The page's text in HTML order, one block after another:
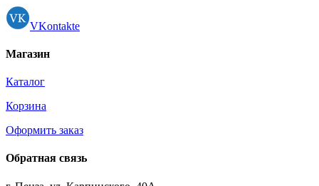
VKontakte
Магазин
Каталог
Корзина
Оформить заказ
Обратная связь